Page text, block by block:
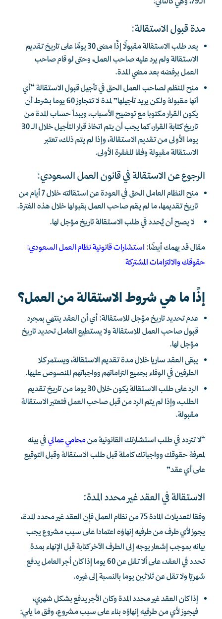
مدة قبول الاستقالة:
يعد طلب الاستقالة مقبولًا إذًا مضى 30 يومًا على تاريخ تقديم
الاستقالة ولم يرد عليه صاحب العمل، وحتى لو قام صاحب
العمل برفضه بعد مضي المدة.
منح المنظم لصاحب العمل الحق في تأجيل قبول الاستقالة “أي
أنها مقبولة ولكن يريد تأجيلها” لمدة لا تتجاوز 60 يوما بشرط أن
يكون القرار مكتوبا مع توضيح الأسباب، ويبدأ حساب المدة من
تاريخ كتابة القرار، كما يجب أن يتم اتخاذ قرار التأجيل خلال الـ 30
يوما الأولى من تقديم الاستقالة، وإذا لم يتم ذلك، تعتبر
الاستقالة مقبولة وفقا للفقرة الأولى.
الرجوع عن الاستقالة في قانون العمل السعودي:
منح النظام العامل الحق في العودة عن استقالته خلال 7 أيام من
تاريخ تقديمها، ما لم يقم صاحب العمل بقبولها خلال هذه الفترة.
لا يصح أن يُحدد في طلب الاستقالة تاريخ مؤجل لها.
مقال قد يهمك أيضًا: استشارات قانونية نظام العمل السعودي:
حقوقك والالتزامات المشتركة
إذًا ما هي شروط الاستقالة من العمل؟
عدم تحديد تاريخ مؤجل للاستقالة: أي أن العقد ينتهي بمجرد
قبول صاحب العمل للاستقالة ولا يستطيع العامل تحديد تاريخ
مؤجل لها.
يبقى العقد ساريا خلال مدة تقديم الاستقالة، ويستمر كلا
الطرفين في الوفاء بجميع التزاماتهم وواجباتهم المنصوص عليها.
الرد على طلب الاستقالة يكون خلال 30 يوما من تاريخ تقديم
الطلب، وإذا لم يتم الرد من قبل صاحب العمل فتعتبر الاستقالة
مقبولة.
“لا تتردد في طلب استشارتك القانونية منمحامي عماليفي بينه
لمعرفة حقوقك وواجباتك كاملة قبل طلب الاستقالة وقبل التوقيع
على أي عقد”
الاستقالة في العقد غير محدد المدة:
وفقا لتعديلات المادة 75 من نظام العمل فإن العقد غير محدد المدة،
يجوز لأي طرف من طرفيه إنهاؤه اعتمادا على سبب مشروع يجب
بيانه بموجب إشعار يوجه إلى الطرف الآخر كتابة قبل الإنهاء بمدة
تحدد في العقد، على ألا تقل عن 60 يوما إذا كان أجر العامل يدفع
شهريّا ولا تقل عن ثلاثين يوما بالنسبة إلى غيره.
إذا كان العقد غير محدد المدة وكان الأجر يدفع بشكل شهري،
فيجوز لأي من طرفيه إنهاؤه بناء على سبب مشروع، وفق ما يلي: